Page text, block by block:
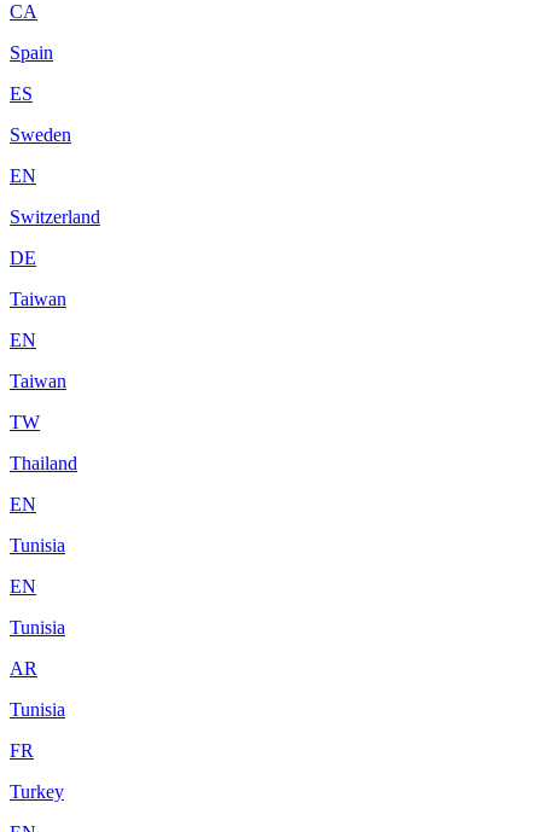
CA
Spain
ES
Sweden
EN
Switzerland
DE
Taiwan
EN
Taiwan
TW
Thailand
EN
Tunisia
EN
Tunisia
AR
Tunisia
FR
Turkey